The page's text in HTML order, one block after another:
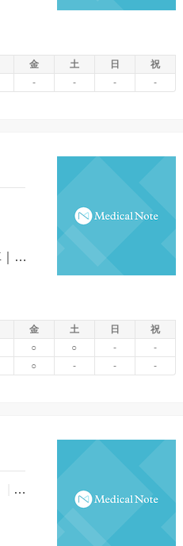
金 土 日
祝
- - - -
宇野バスネオポリス行き 中島｜日古木バス停下車｜徒歩１分
金 土 日
祝
○ ○ -
-
○ - - -
アレルギー科